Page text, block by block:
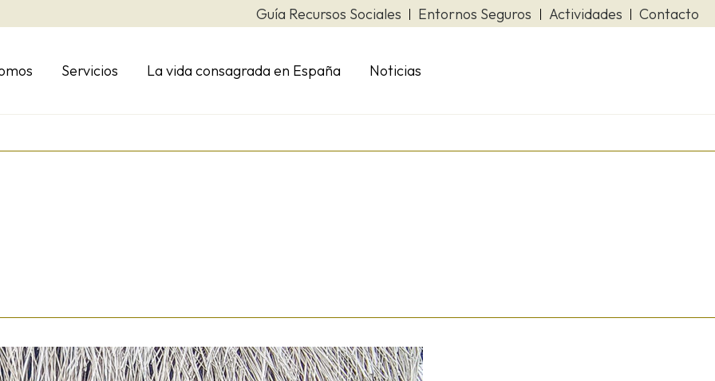
Guía Recursos Sociales Entornos Seguros Actividades Contacto
Servicios La vida consagrada en España Noticias